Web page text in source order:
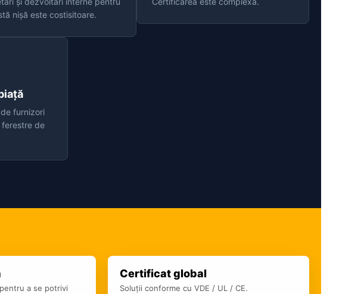
nișă este costisitoare.
furnizori
de
a se potrivi
Certificat global
Soluții conforme cu VDE / UL / CE.